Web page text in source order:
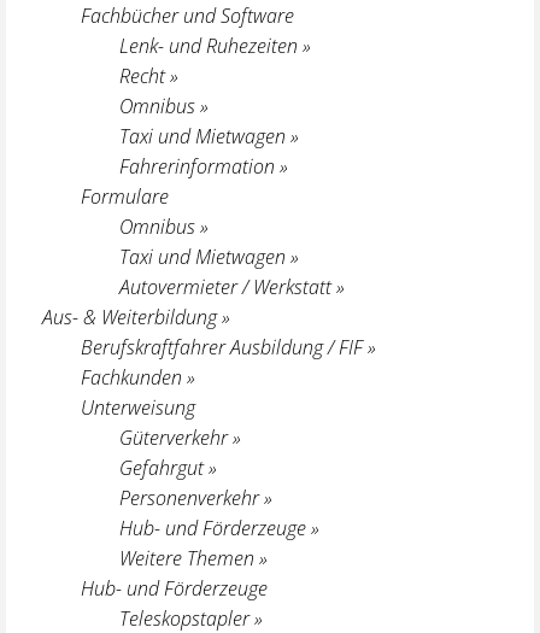
Fachbücher und Software
Lenk- und Ruhezeiten »
Recht »
Omnibus »
Taxi und Mietwagen »
Fahrerinformation »
Formulare
Omnibus »
Taxi und Mietwagen »
Autovermieter / Werkstatt »
Aus- & Weiterbildung »
Berufskraftfahrer Ausbildung / FIF »
Fachkunden »
Unterweisung
Güterverkehr »
Gefahrgut »
Personenverkehr »
Hub- und Förderzeuge »
Weitere Themen »
Hub- und Förderzeuge
Teleskopstapler »